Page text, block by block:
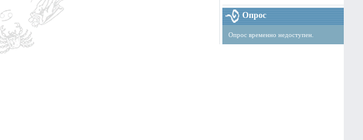
Опрос
Опрос временно недоступен.